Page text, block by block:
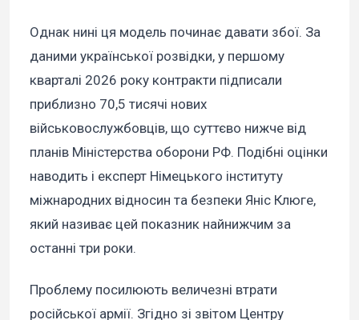
Однак нині ця модель починає давати збої. За
даними української розвідки, у першому
кварталі 2026 року контракти підписали
приблизно 70,5 тисячі нових
військовослужбовців, що суттєво нижче від
планів Міністерства оборони РФ. Подібні оцінки
наводить і експерт Німецького інституту
міжнародних відносин та безпеки Яніс Клюге,
який називає цей показник найнижчим за
останні три роки.
Проблему посилюють величезні втрати
російської армії. Згідно зі звітом Центру